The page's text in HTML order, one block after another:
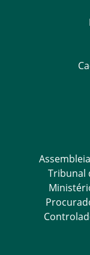
Tribunal